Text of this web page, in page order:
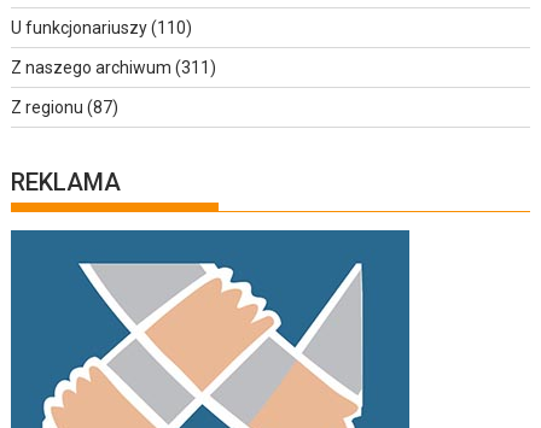
U funkcjonariuszy(110)
Z naszego archiwum (311)
Z regionu (87)
REKLAMA